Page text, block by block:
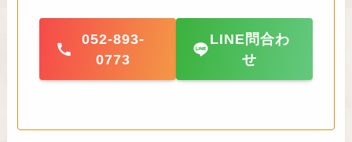
052-893-
0773
LINE問合わ
せ